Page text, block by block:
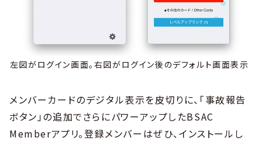
左図がログイン画面。右図がログイン後のデフォルト画面表示
メンバーカードのデジタル表示を皮切りに、「事故報告
ボタン」の追加でさらにパワーアップしたBSAC
Memberアプリ。登録メンバーはぜひ、インストールし